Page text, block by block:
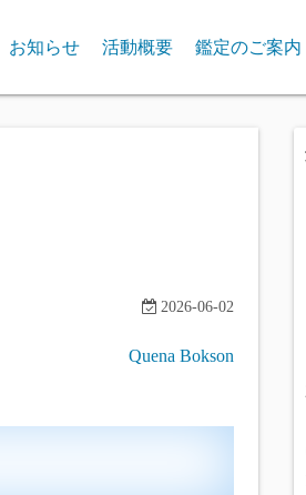
お知らせ 活動概要 鑑定のご案内
2026-06-02
Quena Bokson